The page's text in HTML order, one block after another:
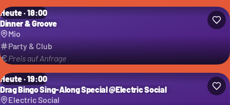
Heute · 18:00
Dinner & Groove
Mio
Party & Club
Preis auf Anfrage
Heute · 19:00
Drag Bingo Sing-Along Special @Electric Social
Electric Social